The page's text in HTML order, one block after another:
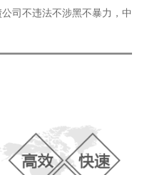
司不违法不涉黑不暴力，中